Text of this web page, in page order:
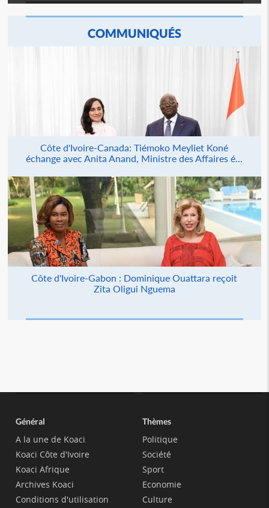
COMMUNIQUÉS
Côte d'Ivoire-Canada: Tiémoko Meyliet Koné
échange avec Anita Anand, Ministre des Affaires é...
Côte d'Ivoire-Gabon : Dominique Ouattara reçoit
Zita Oligui Nguema
Général
A la une de Koaci
Koaci Côte d'Ivoire
Koaci Afrique
Archives Koaci
Conditions d'utilisation
Thèmes
Politique
Société
Sport
Economie
Culture